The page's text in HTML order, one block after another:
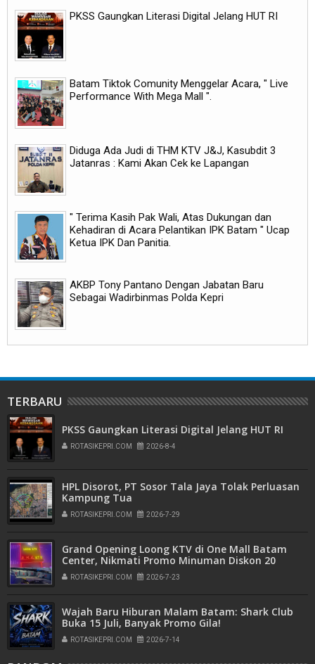
PKSS Gaungkan Literasi Digital Jelang HUT RI
Batam Tiktok Comunity Menggelar Acara, " Live
Performance With Mega Mall ".
Diduga Ada Judi di THM KTV J&J, Kasubdit 3
Jatanras : Kami Akan Cek ke Lapangan
" Terima Kasih Pak Wali, Atas Dukungan dan
Kehadiran di Acara Pelantikan IPK Batam " Ucap
Ketua IPK Dan Panitia.
AKBP Tony Pantano Dengan Jabatan Baru
Sebagai Wadirbinmas Polda Kepri
TERBARU
PKSS Gaungkan Literasi Digital Jelang HUT RI
ROTASIKEPRI.COM 2026-8-4
HPL Disorot, PT Sosor Tala Jaya Tolak Perluasan
Kampung Tua
ROTASIKEPRI.COM 2026-7-29
Grand Opening Loong KTV di One Mall Batam
Center, Nikmati Promo Minuman Diskon 20
Persen
ROTASIKEPRI.COM 2026-7-23
Wajah Baru Hiburan Malam Batam: Shark Club
Buka 15 Juli, Banyak Promo Gila!
ROTASIKEPRI.COM 2026-7-14